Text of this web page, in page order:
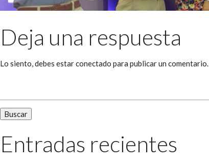
Deja una respuesta
Lo siento, debes estarconectado para publicar un comentario.
Entradas recientes